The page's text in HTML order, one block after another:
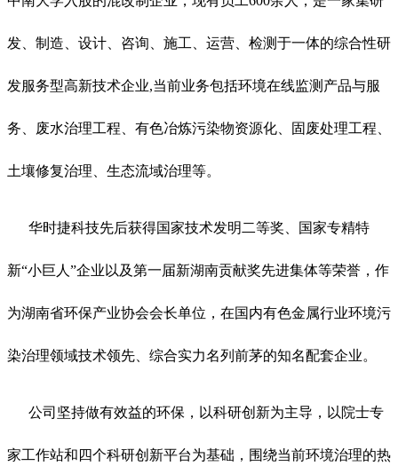
发、制造、设计、咨询、施工、运营、检测于一体的综合性研
发服务型高新技术企业,当前业务包括环境在线监测产品与服
务、废水治理工程、有色冶炼污染物资源化、固废处理工程、
土壤修复治理、生态流域治理等。
华时捷科技先后获得国家技术发明二等奖、国家专精特
新“小巨人”企业以及第一届新湖南贡献奖先进集体等荣誉，作
为湖南省环保产业协会会长单位，在国内有色金属行业环境污
染治理领域技术领先、综合实力名列前茅的知名配套企业。
公司坚持做有效益的环保，以科研创新为主导，以院士专
家工作站和四个科研创新平台为基础，围绕当前环境治理的热